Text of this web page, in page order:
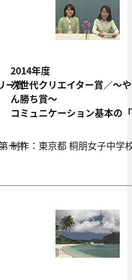
ー賞
一中
2014年度
次世代クリエイター賞／～
ん勝ち賞～
コミュニケーション基本の
制作：東京都 桐朋女子中学